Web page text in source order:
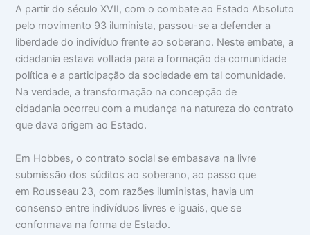
A partir do século XVII, com o combate ao Estado Absoluto
pelo movimento 93 iluminista, passou-se a defender a
liberdade do indivíduo frente ao soberano. Neste embate, a
cidadania estava voltada para a formação da comunidade
política e a participação da sociedade em tal comunidade.
Na verdade, a transformação na concepção de
cidadania ocorreu com a mudança na natureza do contrato
que dava origem ao Estado.
Em Hobbes, o contrato social se embasava na livre
submissão dos súditos ao soberano, ao passo que
em Rousseau 23, com razões iluministas, havia um
consenso entre indivíduos livres e iguais, que se
conformava na forma de Estado.